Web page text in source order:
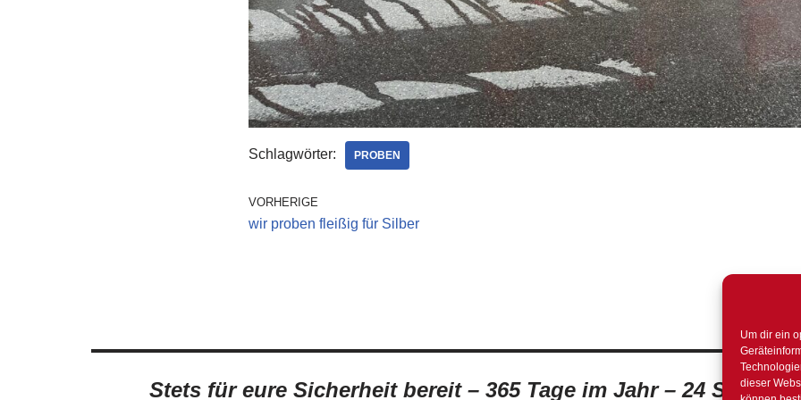
Um dir ein
dieser
Schlagwörter: PROBEN
VORHERIGE
wir proben fleißig für Silber
Stets für eure Sicherheit bereit – 365 Tage im Jahr – 24